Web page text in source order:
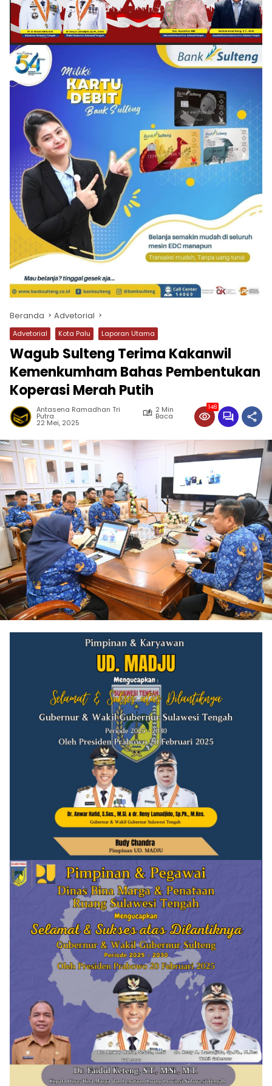
Beranda Advetorial
Advetorial Kota Palu Laporan Utama
Wagub Sulteng Terima Kakanwil
Kemenkumham Bahas Pembentukan
Koperasi Merah Putih
Antasena Ramadhan Tri
Putra
2 Min
Baca
22 Mei, 2025
148